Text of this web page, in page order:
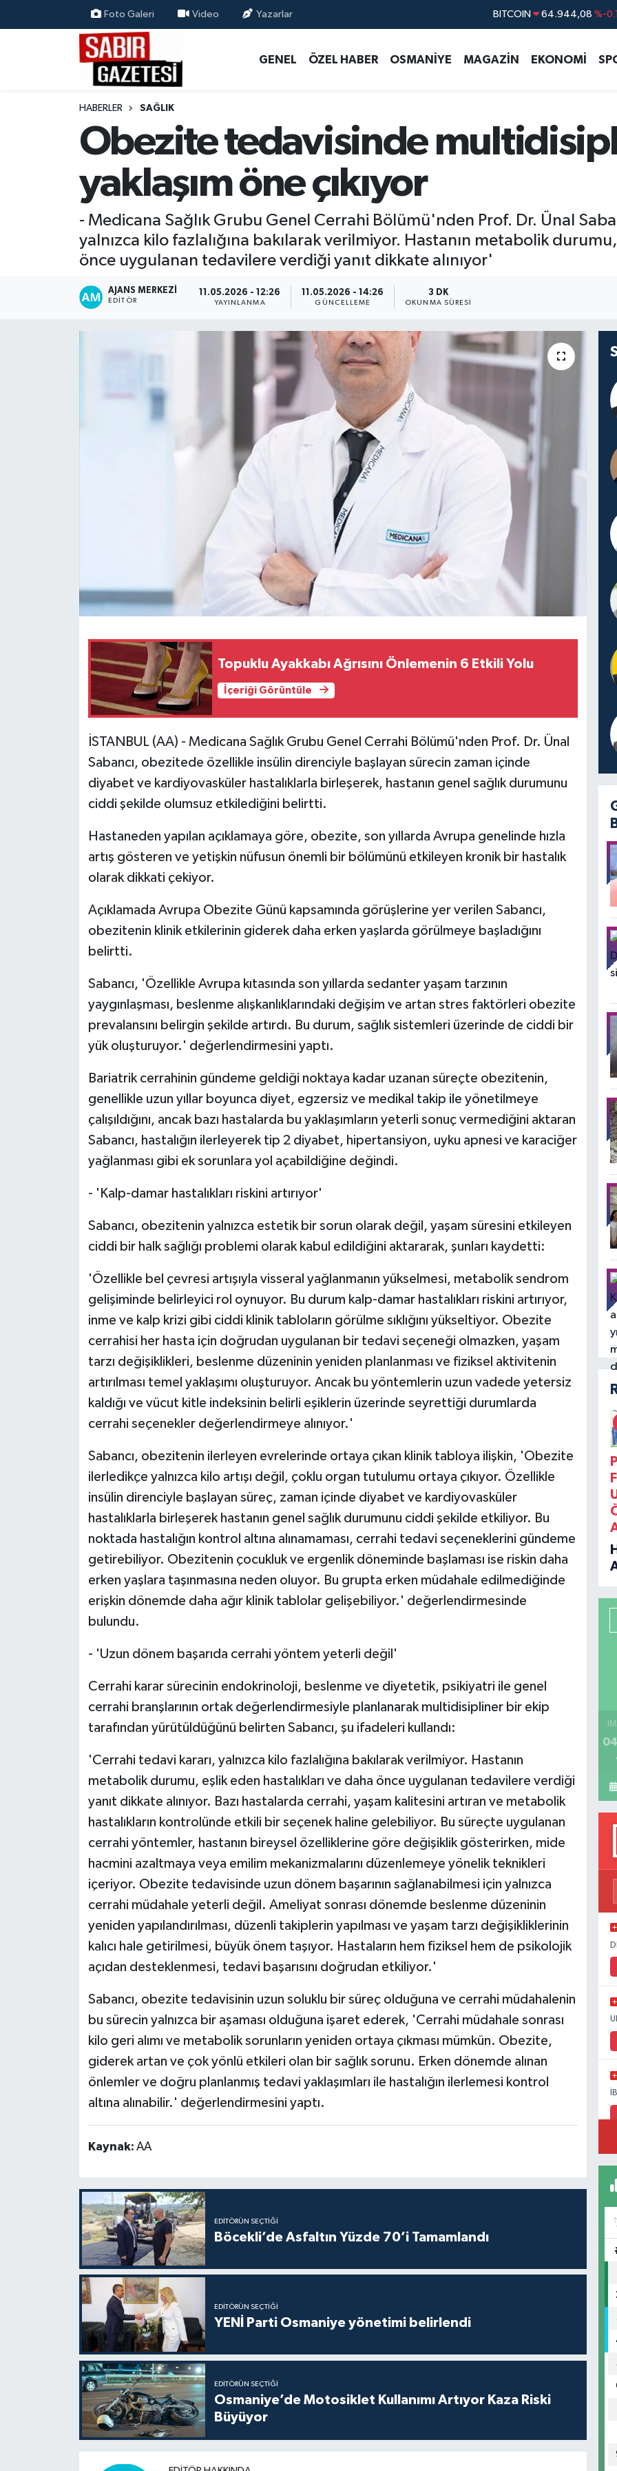
Foto Galeri Video Yazarlar DOLAR 47,7436
STERLİN 64,4811
GENEL ÖZEL HABER OSMANİYE MAGAZİN EKONOMİ
HABERLER SAĞLIK
Obezite tedavisinde
yaklaşım öne çıkıyor
- Medicana Sağlık Grubu Genel Cerrahi Bölümü'nden Prof. Dr. Ünal
yalnızca kilo fazlalığına bakılarak verilmiyor. Hastanın metabolik
önce uygulanan tedavilere verdiği yanıt dikkate alınıyor'
AJANS MERKEZI
EDITÖR
11.05.2026 - 12:26
YAYINLANMA
11.05.2026 - 14:26
GÜNCELLEME
3 DK
OKUNMA SÜRESI
Topuklu Ayakkabı Ağrısını Önlemenin 6 Etkili Yolu
İçeriği Görüntüle
İSTANBUL (AA) - Medicana Sağlık Grubu Genel Cerrahi Bölümü'nden Prof. Dr. Ünal
Sabancı, obezitede özellikle insülin direnciyle başlayan sürecin zaman içinde
diyabet ve kardiyovasküler hastalıklarla birleşerek, hastanın genel sağlık durumunu
ciddi şekilde olumsuz etkilediğini belirtti.
Hastaneden yapılan açıklamaya göre, obezite, son yıllarda Avrupa genelinde hızla
artış gösteren ve yetişkin nüfusun önemli bir bölümünü etkileyen kronik bir hastalık
olarak dikkati çekiyor.
Açıklamada Avrupa Obezite Günü kapsamında görüşlerine yer verilen Sabancı,
obezitenin klinik etkilerinin giderek daha erken yaşlarda görülmeye başladığını
belirtti.
Sabancı, 'Özellikle Avrupa kıtasında son yıllarda sedanter yaşam tarzının
yaygınlaşması, beslenme alışkanlıklarındaki değişim ve artan stres faktörleri obezite
prevalansını belirgin şekilde artırdı. Bu durum, sağlık sistemleri üzerinde de ciddi bir
yük oluşturuyor.' değerlendirmesini yaptı.
Bariatrik cerrahinin gündeme geldiği noktaya kadar uzanan süreçte obezitenin,
genellikle uzun yıllar boyunca diyet, egzersiz ve medikal takip ile yönetilmeye
çalışıldığını, ancak bazı hastalarda bu yaklaşımların yeterli sonuç vermediğini aktaran
Sabancı, hastalığın ilerleyerek tip 2 diyabet, hipertansiyon, uyku apnesi ve karaciğer
yağlanması gibi ek sorunlara yol açabildiğine değindi.
- 'Kalp-damar hastalıkları riskini artırıyor'
Sabancı, obezitenin yalnızca estetik bir sorun olarak değil, yaşam süresini etkileyen
ciddi bir halk sağlığı problemi olarak kabul edildiğini aktararak, şunları kaydetti:
'Özellikle bel çevresi artışıyla visseral yağlanmanın yükselmesi, metabolik sendrom
gelişiminde belirleyici rol oynuyor. Bu durum kalp-damar hastalıkları riskini artırıyor,
inme ve kalp krizi gibi ciddi klinik tabloların görülme sıklığını yükseltiyor. Obezite
cerrahisi her hasta için doğrudan uygulanan bir tedavi seçeneği olmazken, yaşam
tarzı değişiklikleri, beslenme düzeninin yeniden planlanması ve fiziksel aktivitenin
artırılması temel yaklaşımı oluşturuyor. Ancak bu yöntemlerin uzun vadede yetersiz
kaldığı ve vücut kitle indeksinin belirli eşiklerin üzerinde seyrettiği durumlarda
cerrahi seçenekler değerlendirmeye alınıyor.'
Sabancı, obezitenin ilerleyen evrelerinde ortaya çıkan klinik tabloya ilişkin, 'Obezite
ilerledikçe yalnızca kilo artışı değil, çoklu organ tutulumu ortaya çıkıyor. Özellikle
insülin direnciyle başlayan süreç, zaman içinde diyabet ve kardiyovasküler
hastalıklarla birleşerek hastanın genel sağlık durumunu ciddi şekilde etkiliyor. Bu
noktada hastalığın kontrol altına alınamaması, cerrahi tedavi seçeneklerini gündeme
getirebiliyor. Obezitenin çocukluk ve ergenlik döneminde başlaması ise riskin daha
erken yaşlara taşınmasına neden oluyor. Bu grupta erken müdahale edilmediğinde
erişkin dönemde daha ağır klinik tablolar gelişebiliyor.' değerlendirmesinde
bulundu.
- 'Uzun dönem başarıda cerrahi yöntem yeterli değil'
Cerrahi karar sürecinin endokrinoloji, beslenme ve diyetetik, psikiyatri ile genel
cerrahi branşlarının ortak değerlendirmesiyle planlanarak multidisipliner bir ekip
tarafından yürütüldüğünü belirten Sabancı, şu ifadeleri kullandı:
'Cerrahi tedavi kararı, yalnızca kilo fazlalığına bakılarak verilmiyor. Hastanın
metabolik durumu, eşlik eden hastalıkları ve daha önce uygulanan tedavilere verdiği
yanıt dikkate alınıyor. Bazı hastalarda cerrahi, yaşam kalitesini artıran ve metabolik
hastalıkların kontrolünde etkili bir seçenek haline gelebiliyor. Bu süreçte uygulanan
cerrahi yöntemler, hastanın bireysel özelliklerine göre değişiklik gösterirken, mide
hacmini azaltmaya veya emilim mekanizmalarını düzenlemeye yönelik teknikleri
içeriyor. Obezite tedavisinde uzun dönem başarının sağlanabilmesi için yalnızca
cerrahi müdahale yeterli değil. Ameliyat sonrası dönemde beslenme düzeninin
yeniden yapılandırılması, düzenli takiplerin yapılması ve yaşam tarzı değişikliklerinin
kalıcı hale getirilmesi, büyük önem taşıyor. Hastaların hem fiziksel hem de psikolojik
açıdan desteklenmesi, tedavi başarısını doğrudan etkiliyor.'
Sabancı, obezite tedavisinin uzun soluklu bir süreç olduğuna ve cerrahi müdahalenin
bu sürecin yalnızca bir aşaması olduğuna işaret ederek, 'Cerrahi müdahale sonrası
kilo geri alımı ve metabolik sorunların yeniden ortaya çıkması mümkün. Obezite,
giderek artan ve çok yönlü etkileri olan bir sağlık sorunu. Erken dönemde alınan
önlemler ve doğru planlanmış tedavi yaklaşımları ile hastalığın ilerlemesi kontrol
altına alınabilir.' değerlendirmesini yaptı.
Kaynak: AA
EDITÖRÜN SEÇTIĞI
Böcekli’de Asfaltın Yüzde 70’i Tamamlandı
EDITÖRÜN SEÇTIĞI
YENİ Parti Osmaniye yönetimi belirlendi
EDITÖRÜN SEÇTIĞI
Osmaniye’de Motosiklet Kullanımı Artıyor Kaza Riski
Büyüyor
ÖZEL HABER
MAGAZİN
EKONOMİ
RESMİ İLANLAR
Osmaniye Nöbetçi Eczaneler
Osmaniye Hava Durumu
Osmaniye Trafik Yoğunluk Haritası
Süper Lig Puan Durumu ve Fikstür
Tüm Manşetler
Son Dakika Haberleri
Haber Arşivi